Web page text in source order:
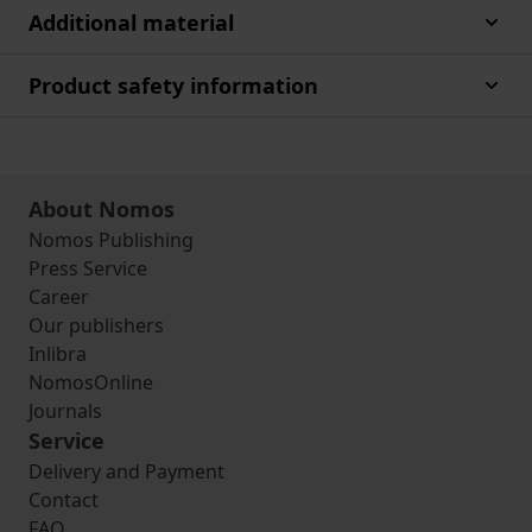
Additional material
Product safety information
About Nomos
Nomos Publishing
Press Service
Career
Our publishers
Inlibra
NomosOnline
Journals
Service
Delivery and Payment
Contact